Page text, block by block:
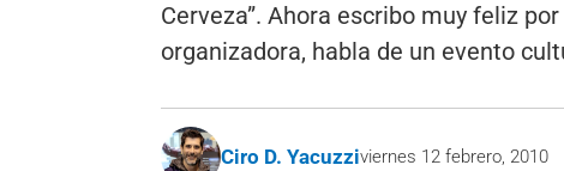
Cerveza”. Ahora escribo muy feliz
organizadora, habla de un evento
Ciro D. Yacuzziviernes 12 febrero, 2010